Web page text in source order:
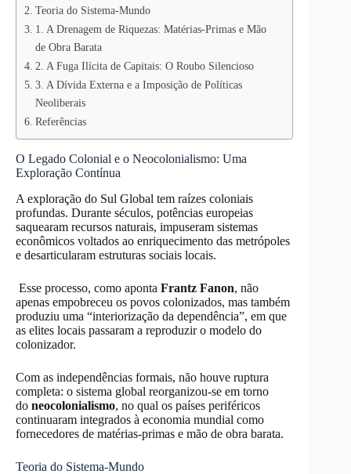
Teoria do Sistema-Mundo
1. A Drenagem de Riquezas: Matérias-Primas e Mão
de Obra Barata
2. A Fuga Ilícita de Capitais: O Roubo Silencioso
3. A Dívida Externa e a Imposição de Políticas
Neoliberais
Referências
O Legado Colonial e o Neocolonialismo: Uma
Exploração Contínua
A exploração do Sul Global tem raízes coloniais
profundas. Durante séculos, potências europeias
saquearam recursos naturais, impuseram sistemas
econômicos voltados ao enriquecimento das metrópoles
e desarticularam estruturas sociais locais.
Esse processo, como aponta Frantz Fanon, não
apenas empobreceu os povos colonizados, mas também
produziu uma “interiorização da dependência”, em que
as elites locais passaram a reproduzir o modelo do
colonizador.
Com as independências formais, não houve ruptura
completa: o sistema global reorganizou-se em torno
do neocolonialismo, no qual os países periféricos
continuaram integrados à economia mundial como
fornecedores de matérias-primas e mão de obra barata.
Teoria do Sistema-Mundo